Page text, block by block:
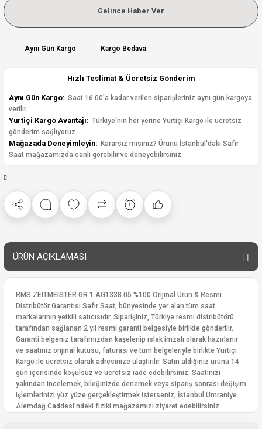
Gelince Haber Ver
Aynı Gün Kargo Kargo Bedava
Hızlı Teslimat & Ücretsiz Gönderim
Aynı Gün Kargo: Saat 16:00'a kadar verilen siparişleriniz aynı gün kargoya
verilir.
Yurtiçi Kargo Avantajı: Türkiye'nin her yerine Yurtiçi Kargo ile ücretsiz
gönderim sağlıyoruz.
Mağazada Deneyimleyin: Kararsız mısınız? Ürünü İstanbul'daki Safir
Saat mağazamızda canlı görebilir ve deneyebilirsiniz.
ÜRÜN AÇIKLAMASI
RMS ZEITMEISTER GR.1.AG1338.05 %100 Orijinal Ürün & Resmi
Distribütör Garantisi Safir Saat, bünyesinde yer alan tüm saat
markalarının yetkili satıcısıdır. Siparişiniz, Türkiye resmi distribütörü
tarafından sağlanan 2 yıl resmi garanti belgesiyle birlikte gönderilir.
Garanti belgeniz tarafımızdan kaşelenip ıslak imzalı olarak hazırlanır
ve saatiniz orijinal kutusu, faturası ve tüm belgeleriyle birlikte Yurtiçi
Kargo ile ücretsiz olarak adresinize ulaştırılır. Satın aldığınız ürünü 14
gün içerisinde koşulsuz ve ücretsiz iade edebilirsiniz. Saatinizi
yakından incelemek, bileğinizde denemek veya sipariş sonrası değişim
işlemlerinizi yüz yüze gerçekleştirmek isterseniz; İstanbul Ümraniye
Alemdağ Caddesi’ndeki fiziki mağazamızı ziyaret edebilirsiniz.